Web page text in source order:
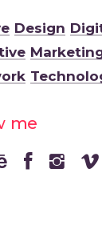
Design
me